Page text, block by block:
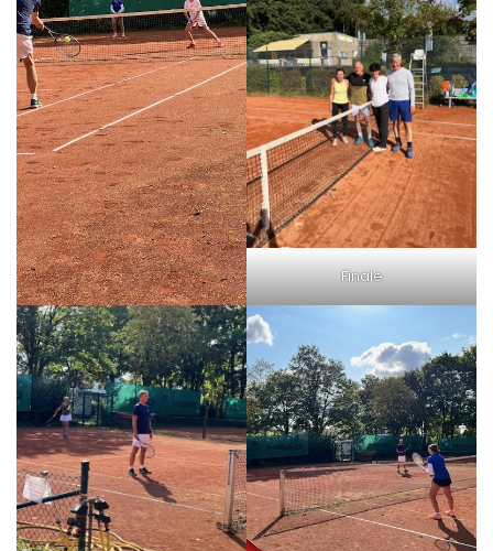
Finale